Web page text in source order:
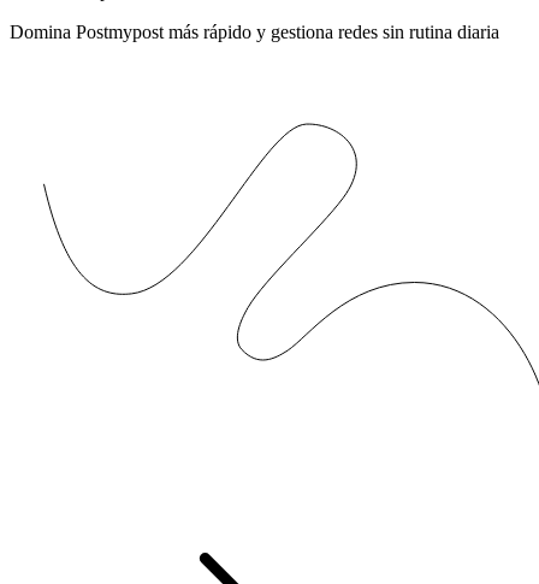
Domina Postmypost más rápido y gestiona redes sin rutina diaria